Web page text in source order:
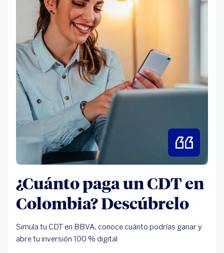
¿Cuánto paga un CDT en
Colombia? Descúbrelo
Simula tu CDT en BBVA, conoce cuánto podrías ganar y
abre tu inversión 100 % digital